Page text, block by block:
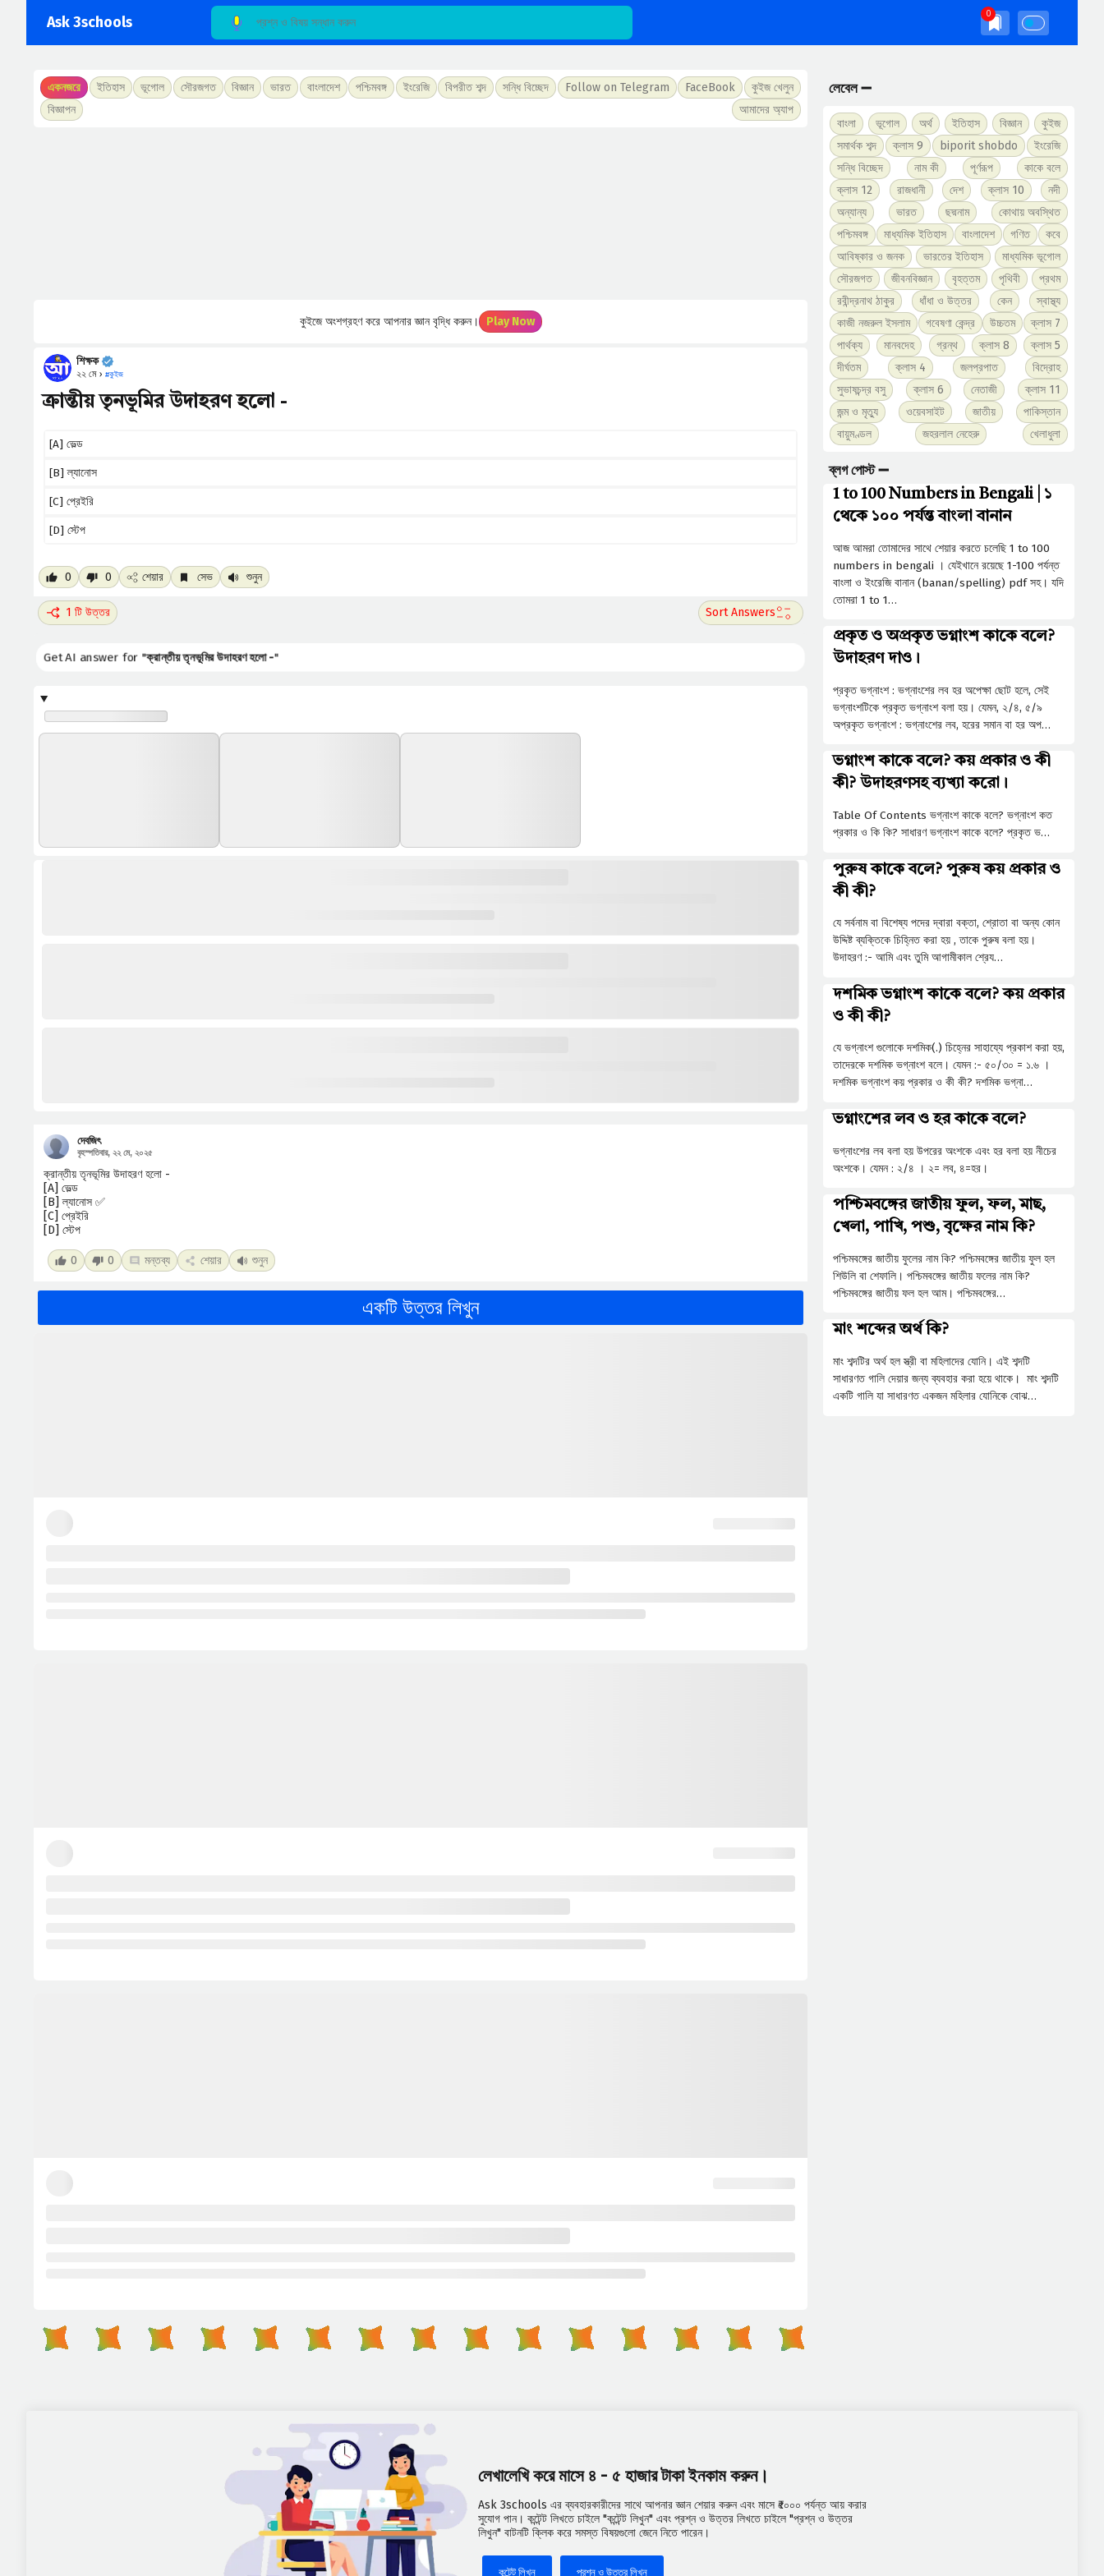
Ask 3schools
একনজরে ইতিহাস ভূগোল সৌরজগত বিজ্ঞান ভারত বাংলাদেশ পশ্চিমবঙ্গ ইংরেজি বিপরীত শব্দ সন্ধি বিচ্ছেদ Follow on Telegram FaceBook
কুইজ খেলুন
বিজ্ঞাপন
আমাদের অ্যাপ
কুইজে অংশগ্রহণ করে আপনার জ্ঞান বৃদ্ধি করুন। Play Now
শিক্ষক
২২ মে › #কুইজ
ক্রান্তীয় তৃনভূমির উদাহরণ হলো -
[A] ভেল্ড
[B] ল্যানোস
[C] প্রেইরি
[D] স্টেপ
0 0 শেয়ার সেভ শুনুন
1 টি উত্তর
Get AI answer for "ক্রান্তীয় তৃনভূমির উদাহরণ হলো -
দেবজিৎ
বৃহস্পতিবার, ২২ মে, ২০২৫
ক্রান্তীয় তৃনভূমির উদাহরণ হলো -
[A] ভেল্ড
[B] ল্যানোস ✅
[C] প্রেইরি
[D] স্টেপ
0 0 মন্তব্য শেয়ার শুনুন
একটি উত্তর লিখুন
লেবেল ➖
বাংলা ভূগোল অর্থ ইতিহাস বিজ্ঞান
কুইজ
সমার্থক শব্দ
ক্লাস 9 biporit shobdo
ইংরেজি
সন্ধি বিচ্ছেদ
নাম কী পূর্ণরূপ
কাকে বলে
ক্লাস 12
রাজধানী দেশ ক্লাস 10
নদী
অন্যান্য
ভারত ছদ্মনাম
কোথায় অবস্থিত
পশ্চিমবঙ্গ
মাধ্যমিক ইতিহাস বাংলাদেশ গণিত
কবে
আবিষ্কার ও জনক
ভারতের ইতিহাস
মাধ্যমিক ভূগোল
সৌরজগত
জীবনবিজ্ঞান বৃহত্তম পৃথিবী
প্রথম
রবীন্দ্রনাথ ঠাকুর
ধাঁধা ও উত্তর কেন
স্বাস্থ্য
কাজী নজরুল ইসলাম
গবেষণা কেন্দ্র উচ্চতম
ক্লাস 7
পার্থক্য
মানবদেহ গ্রন্থ ক্লাস 8
ক্লাস 5
দীর্ঘতম
ক্লাস 4 জলপ্রপাত
বিদ্রোহ
সুভাষচন্দ্র বসু
ক্লাস 6 নেতাজী
ক্লাস 11
জন্ম ও মৃত্যু
ওয়েবসাইট জাতীয়
পাকিস্তান
বায়ুমণ্ডল
জহরলাল নেহেরু খেলাধুলা
ব্লগ পোস্ট ➖
1 to 100 Numbers in Bengali | ১
থেকে ১০০ পর্যন্ত বাংলা বানান
আজ আমরা তোমাদের সাথে শেয়ার করতে চলেছি 1 to 100
numbers in bengali । যেইখানে রয়েছে 1-100 পর্যন্ত
বাংলা ও ইংরেজি বানান (banan/spelling) pdf সহ। যদি
তোমরা 1 to 1…
প্রকৃত ও অপ্রকৃত ভগ্নাংশ কাকে বলে?
উদাহরণ দাও।
প্রকৃত ভগ্নাংশ : ভগ্নাংশের লব হর অপেক্ষা ছােট হলে, সেই
ভগ্নাংশটিকে প্রকৃত ভগ্নাংশ বলা হয়। যেমন, ২/৪, ৫/৯
অপ্রকৃত ভগ্নাংশ : ভগ্নাংশের লব, হরের সমান বা হর অপ…
ভগ্নাংশ কাকে বলে? কয় প্রকার ও কী
কী? উদাহরণসহ ব্যখ্যা করো।
Table Of Contents ভগ্নাংশ কাকে বলে? ভগ্নাংশ কত
প্রকার ও কি কি? সাধারণ ভগ্নাংশ কাকে বলে? প্রকৃত ভ…
পুরুষ কাকে বলে? পুরুষ কয় প্রকার ও
কী কী?
যে সর্বনাম বা বিশেষ্য পদের দ্বারা বক্তা, শ্রোতা বা অন্য কোন
উদ্দিষ্ট ব্যক্তিকে চিহ্নিত করা হয় , তাকে পুরুষ বলা হয়।
উদাহরণ :- আমি এবং তুমি আগামীকাল শ্রেয…
দশমিক ভগ্নাংশ কাকে বলে? কয় প্রকার
ও কী কী?
যে ভগ্নাংশ গুলোকে দশমিক(.) চিহ্নের সাহায্যে প্রকাশ করা হয়,
তাদেরকে দশমিক ভগ্নাংশ বলে। যেমন :- ৫০/৩০ = ১.৬ ।
দশমিক ভগ্নাংশ কয় প্রকার ও কী কী? দশমিক ভগ্না…
ভগ্নাংশের লব ও হর কাকে বলে?
ভগ্নাংশের লব বলা হয় উপরের অংশকে এবং হর বলা হয় নীচের
অংশকে। যেমন : ২/৪ । ২= লব, ৪=হর।
পশ্চিমবঙ্গের জাতীয় ফুল, ফল, মাছ,
খেলা, পাখি, পশু, বৃক্ষের নাম কি?
পশ্চিমবঙ্গের জাতীয় ফুলের নাম কি? পশ্চিমবঙ্গের জাতীয় ফুল হল
শিউলি বা শেফালি। পশ্চিমবঙ্গের জাতীয় ফলের নাম কি?
পশ্চিমবঙ্গের জাতীয় ফল হল আম। পশ্চিমবঙ্গের…
মাং শব্দের অর্থ কি?
মাং শব্দটির অর্থ হল স্ত্রী বা মহিলাদের যোনি। এই শব্দটি
সাধারণত গালি দেয়ার জন্য ব্যবহার করা হয়ে থাকে। মাং শব্দটি
একটি গালি যা সাধারণত একজন মহিলার যোনিকে বোঝ…
লেখালেখি করে মাসে ৪ - ৫ হাজার টাকা ইনকাম করুন।
Ask 3schools এর ব্যবহারকারীদের সাথে আপনার জ্ঞান শেয়ার করুন এবং মাসে ₹৫০০০ পর্যন্ত আয় করার
সুযোগ পান। কন্টেন্ট লিখতে চাইলে "কন্টেন্ট লিখুন" এবং প্রশ্ন ও উত্তর লিখতে চাইলে "প্রশ্ন ও উত্তর
লিখুন" বাটনটি ক্লিক করে সমস্ত বিষয়গুলো জেনে নিতে পারেন।
কন্টেন্ট লিখুন প্রশ্ন ও উত্তর লিখুন